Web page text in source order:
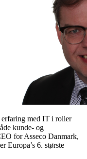
erfaring med IT i roller
kunde- og
for Asseco Danmark,
Europa’s 6. største